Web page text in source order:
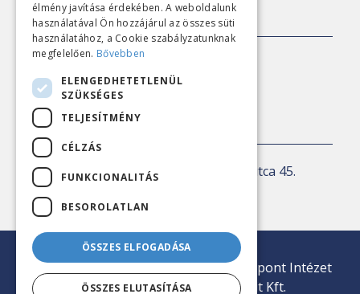
SAJTÓKAPCSOLAT
E-mail: sajto@nezopont.hu
KAPCSOLAT
Levelezési cím:1143 Budapest, Ilka utca 45.
E-mail:iroda@nezopont.hu
© 2026 Minden jog fenntartva | Nézőpont Intézet
Közvélemény-kutató Nonprofit Kft.
élmény javítása érdekében. A weboldalunk
használatával Ön hozzájárul az összes süti
használatához, a Cookie szabályzatunknak
megfelelően. Bővebben
ELENGEDHETETLENÜL
SZÜKSÉGES
TELJESÍTMÉNY
CÉLZÁS
FUNKCIONALITÁS
BESOROLATLAN
ÖSSZES ELFOGADÁSA
ÖSSZES ELUTASÍTÁSA